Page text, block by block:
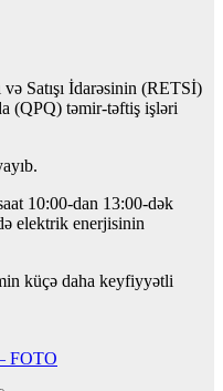
Satışı İdarəsinin (RETSİ)
(QPQ) təmir-təftiş işləri
10:00-dan 13:00-dək
elektrik enerjisinin
küçə daha keyfiyyətli
FOTO